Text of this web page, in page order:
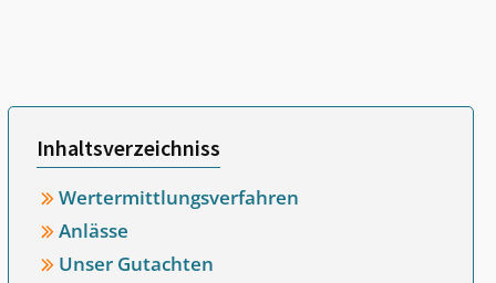
Inhaltsverzeichniss
Wertermittlungsverfahren
Anlässe
Unser Gutachten